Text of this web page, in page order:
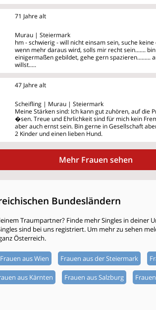
71 Jahre alt
Murau | Steiermark
hm - schwierig - will nicht einsam sein, suche
wenn mehr daraus wird, solls mir recht sein.......
einigermaßen gebildet, gehe gern spazieren.........
willst.....
47 Jahre alt
Scheifling | Murau | Steiermark
Meine Stärken sind: Ich kann gut zuhören, auf
�sen. Treue und Ehrlichkeit sind für mich kein
aber auch ernst sein. Bin gerne in Gesellschaft
2 Kinder und einen lieben Hund.
Mehr Frauen sehen
Bundesländern
Traumpartner? Finde mehr Singles in deiner
sind bei uns registriert. Um mehr zu sehen
Österreich.
Frauen aus Wien Frauen aus der Steiermark
aus Kärnten Frauen aus Salzburg